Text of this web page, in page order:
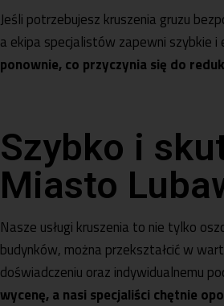
Jeśli potrzebujesz kruszenia gruzu
a ekipa specjalistów zapewni szybkie
ponownie, co przyczynia się do
Szybko i
Miasto
Nasze usługi kruszenia to nie tylko
budynków, można przekształcić w
doświadczeniu oraz indywidualnemu
wycenę, a nasi specjaliści chętnie